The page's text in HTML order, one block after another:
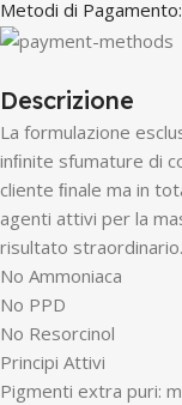
Metodi di Pagamento:
Descrizione
La formulazione
inﬁnite sfumature di
cliente ﬁnale ma in
agenti attivi per la
risultato straordinario.
No Ammoniaca
No PPD
No Resorcinol
Principi Attivi
Pigmenti extra puri: